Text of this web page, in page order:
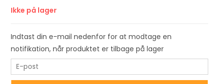
Ikke på lager
Indtast din e-mail nedenfor for at modtage en
notifikation, når produktet er tilbage på lager
n